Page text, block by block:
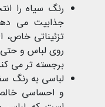
رنگ سیاه را
جذابیت می
تزئیناتی خاص،
روی لباس و
برجسته تر می
لباسی به رنگ
و احساسی